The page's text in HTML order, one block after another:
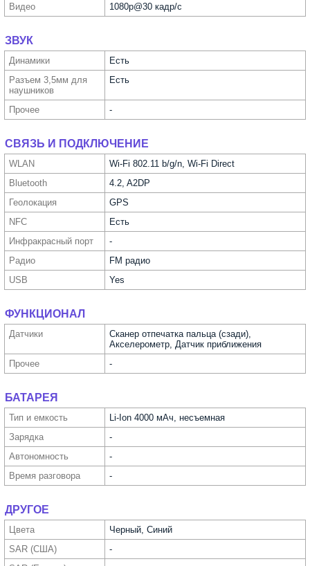
Видео 1080p@30 кадр/с
ЗВУК
Динамики
Есть
Разъем 3,5мм для
науш­ников
Есть
Прочее -
СВЯЗЬ И ПОДКЛЮЧЕНИЕ
WLAN
Wi-Fi 802.11 b/g/n, Wi-Fi Direct
Bluetooth
4.2, A2DP
Геолока­ция
GPS
NFC
Есть
Инфра­красный порт
-
Радио
FM радио
USB
Yes
ФУНКЦИОНАЛ
Датчики
Сканер отпечатка пальца (сзади),
Акселерометр, Датчик приближения
Прочее
-
БАТАРЕЯ
Тип и емкость
Li-Ion 4000 мАч, несъемная
Зарядка
-
Автоно­мность
-
Время разговора
-
ДРУГОЕ
Цвета
Черный, Синий
SAR (США)
-